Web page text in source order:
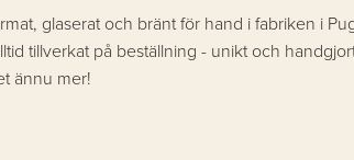
glaserat och bränt för hand i fabriken i
tillverkat på beställning - unikt och
ännu mer!